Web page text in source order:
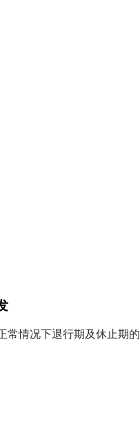
常情况下退行期及休止期的